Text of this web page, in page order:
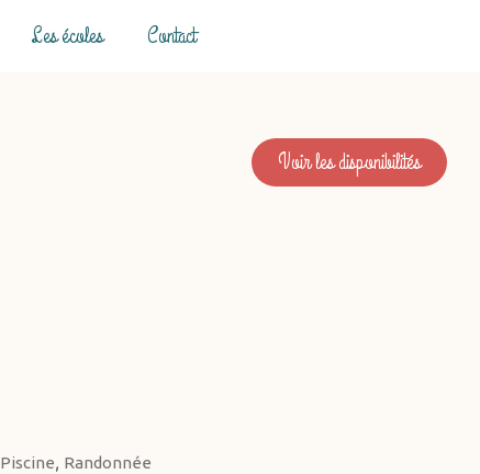
Les écoles Contact
Voir les disponibilités
Piscine, Randonnée